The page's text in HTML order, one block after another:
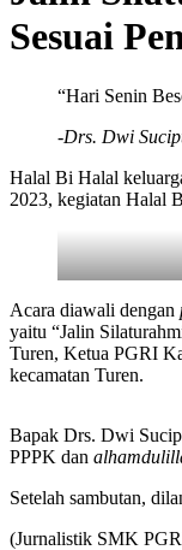
Sesuai
“Hari Senin
-Drs. Dwi
Halal Bi Halal
2023, kegiatan Halal
Acara diawali dengan
yaitu “Jalin
Turen, Ketua PGRI
kecamatan Turen.
Bapak Drs. Dwi
PPPK dan
Setelah sambutan,
(Jurnalistik SMK